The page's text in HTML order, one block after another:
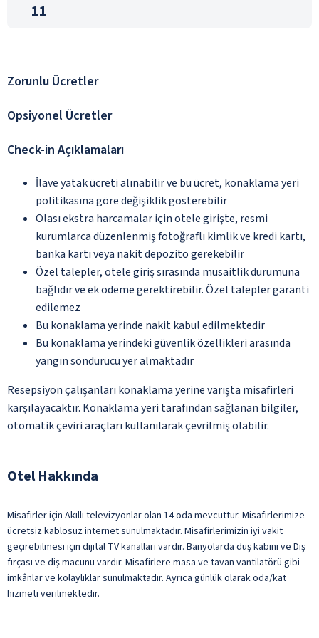
11
Zorunlu Ücretler
Opsiyonel Ücretler
Check-in Açıklamaları
İlave yatak ücreti alınabilir ve bu ücret, konaklama yeri
politikasına göre değişiklik gösterebilir
Olası ekstra harcamalar için otele girişte, resmi
kurumlarca düzenlenmiş fotoğraflı kimlik ve kredi kartı,
banka kartı veya nakit depozito gerekebilir
Özel talepler, otele giriş sırasında müsaitlik durumuna
bağlıdır ve ek ödeme gerektirebilir. Özel talepler garanti
edilemez
Bu konaklama yerinde nakit kabul edilmektedir
Bu konaklama yerindeki güvenlik özellikleri arasında
yangın söndürücü yer almaktadır
Resepsiyon çalışanları konaklama yerine varışta misafirleri
karşılayacaktır. Konaklama yeri tarafından sağlanan bilgiler,
otomatik çeviri araçları kullanılarak çevrilmiş olabilir.
Otel Hakkında
Misafirler için Akıllı televizyonlar olan 14 oda mevcuttur. Misafirlerimize
ücretsiz kablosuz internet sunulmaktadır. Misafirlerimizin iyi vakit
geçirebilmesi için dijital TV kanalları vardır. Banyolarda duş kabini ve Diş
fırçası ve diş macunu vardır. Misafirlere masa ve tavan vantilatörü gibi
imkânlar ve kolaylıklar sunulmaktadır. Ayrıca günlük olarak oda/kat
hizmeti verilmektedir.